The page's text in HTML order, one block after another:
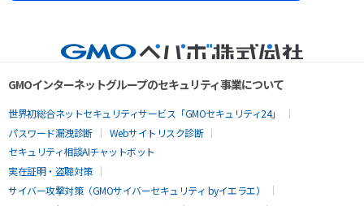
GMOインターネットグループのセキュリティ事業について
世界初総合ネットセキュリティサービス「GMOセキュリティ24」
パスワード漏洩診断
Webサイトリスク診断
セキュリティ相談AIチャットボット
実在証明・盗聴対策
サイバー攻撃対策（GMOサイバーセキュリティ byイエラエ）